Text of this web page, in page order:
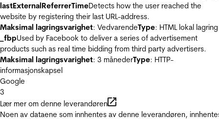
lastExternalReferrerTimeDetects how the user reached the
website by registering their last URL-address.
Maksimal lagringsvarighet: VedvarendeType: HTML lokal lagring
_fbpUsed by Facebook to deliver a series of advertisement
products such as real time bidding from third party advertisers.
Maksimal lagringsvarighet: 3 månederType: HTTP-
informasjonskapsel
Google
3
Lær mer om denne leverandøren
Noen av dataene som innhentes av denne leverandøren,